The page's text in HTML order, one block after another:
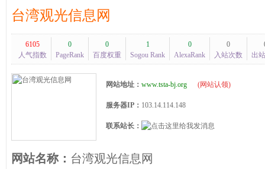
台湾观光信息网
6105
人气指数
0
PageRank
0
百度权重
1
Sogou Rank
0
AlexaRank
0
入站次数
出
网站地址： www.tsta-bj.org (网站认领)
服务器IP： 103.14.114.148
联系站长：
网站名称： 台湾观光信息网